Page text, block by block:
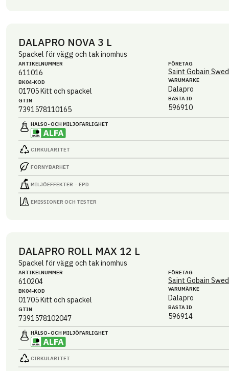
DALAPRO NOVA 3 L
Spackel för vägg och tak inomhus
ARTIKEL­NUMMER
611016
BK04-KOD
01705Kitt och spackel
GTIN
7391578110165
FÖRETAG
Saint Gobain
VARUMÄRKE
Dalapro
BASTA ID
596910
HÄLSO- OCH MILJÖ­FARLIGHET
CIRKULARITET
FÖRNYBARHET
MILJÖEFFEKTER – EPD
EMISSIONER OCH TESTER
DALAPRO ROLL MAX 12 L
Spackel för vägg och tak inomhus
ARTIKEL­NUMMER
610204
BK04-KOD
01705Kitt och spackel
GTIN
7391578102047
FÖRETAG
Saint Gobain
VARUMÄRKE
Dalapro
BASTA ID
596914
HÄLSO- OCH MILJÖ­FARLIGHET
CIRKULARITET